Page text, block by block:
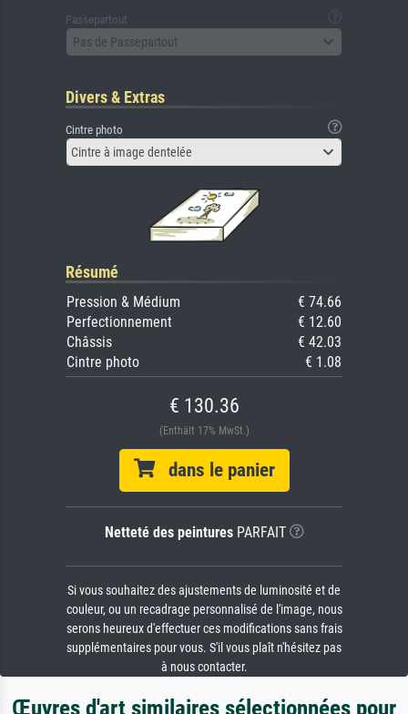
Passepartout
Pas de Passepartout
Divers & Extras
Cintre photo
Cintre à image dentelée
Résumé
Pression & Médium
€ 74.66
Perfectionnement
€ 12.60
Châssis
€ 42.03
Cintre photo
€ 1.08
€ 130.36
(Enthält 17% MwSt.)
dans le panier
Netteté des peinturesPARFAIT
Si vous souhaitez des ajustements de luminosité et de
couleur, ou un recadrage personnalisé de l'image, nous
serons heureux d'effectuer ces modifications sans frais
supplémentaires pour vous. S'il vous plaît n'hésitez pas
à nous contacter.
Œuvres d'art similaires sélectionnées pour